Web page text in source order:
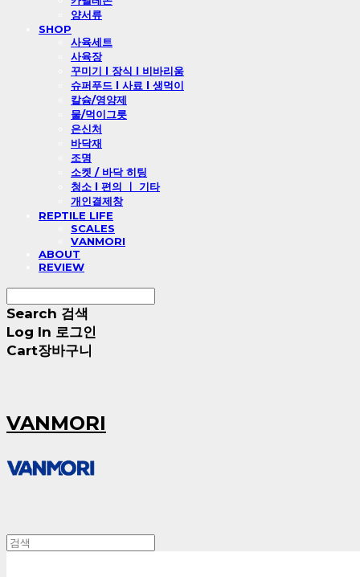
양서류
SHOP
사육세트
사육장
꾸미기 l 장식 l 비바리움
슈퍼푸드 l 사료 l 생먹이
칼슘/영양제
물/먹이그릇
은신처
바닥재
조명
소켓 / 바닥 히팅
청소 l 편의 ㅣ 기타
개인결제창
REPTILE LIFE
SCALES
VANMORI
ABOUT
REVIEW
Search 검색
Log In 로그인
Cart장바구니
VANMORI